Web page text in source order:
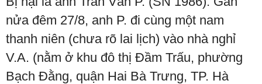
nửa đêm 27/8, anh P. đi cùng một nam
thanh niên (chưa rõ lai lịch) vào nhà nghỉ
V.A. (nằm ở khu đô thị Đầm Trấu, phường
Bạch Đằng, quận Hai Bà Trưng, TP. Hà